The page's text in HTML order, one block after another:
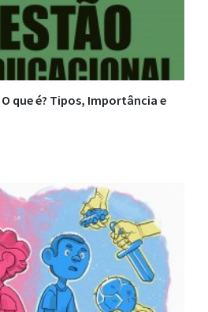
que é? Tipos, Importância e